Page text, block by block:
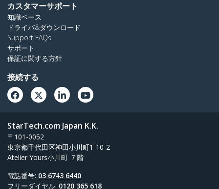
カスタマーサポート
知識ベース
ドライバ&ダウンロード
Support FAQs
サポート
保証に関する方針
接続する
StarTech.com Japan K.K.
〒101-0052
東京都千代田区神田小川町1-10-2
Atelier Yours小川町 ７階
電話番号: 03 6743 6440
フリーダイヤル: 0120 365 618